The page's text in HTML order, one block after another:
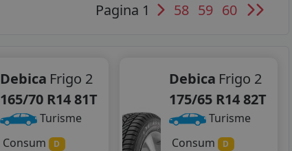
Pagina 1 58 59 60
Debica Frigo 2
165/70 R14 81T
Turisme
Consum
D
Debica Frigo 2
175/65 R14 82T
Turisme
Consum
D